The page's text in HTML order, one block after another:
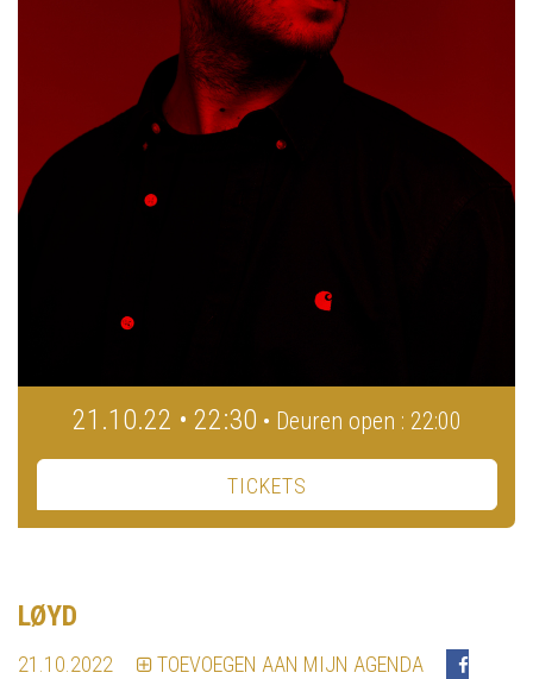
21.10.22 • 22:30 • Deuren open : 22:00
TICKETS
LØYD
21.10.2022 TOEVOEGEN AAN MIJN AGENDA